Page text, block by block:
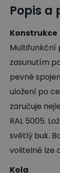
Popis a
Konstrukce
Multifunkční
zasunutím
pevné
uložení po
zaručuje
RAL 5005.
světlý buk.
volitelně lze
Kola